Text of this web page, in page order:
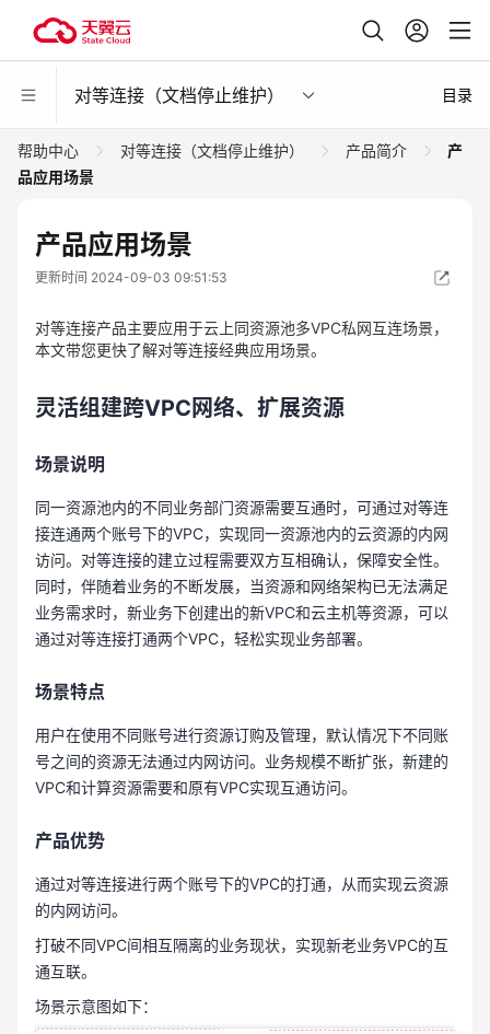
对等连接（文档停止维护） 目录
帮助中心 对等连接（文档停止维护） 产品简介
产
品应用场景
产品应用场景
更新时间 2024-09-03 09:51:53
对等连接产品主要应用于云上同资源池多VPC私网互连场景，
本文带您更快了解对等连接经典应用场景。
灵活组建跨VPC网络、扩展资源
场景说明
同一资源池内的不同业务部门资源需要互通时，可通过对等连
接连通两个账号下的VPC，实现同一资源池内的云资源的内网
访问。对等连接的建立过程需要双方互相确认，保障安全性。
同时，伴随着业务的不断发展，当资源和网络架构已无法满足
业务需求时，新业务下创建出的新VPC和云主机等资源，可以
通过对等连接打通两个VPC，轻松实现业务部署。
场景特点
用户在使用不同账号进行资源订购及管理，默认情况下不同账
号之间的资源无法通过内网访问。业务规模不断扩张，新建的
VPC和计算资源需要和原有VPC实现互通访问。
产品优势
通过对等连接进行两个账号下的VPC的打通，从而实现云资源
的内网访问。
打破不同VPC间相互隔离的业务现状，实现新老业务VPC的互
通互联。
场景示意图如下：